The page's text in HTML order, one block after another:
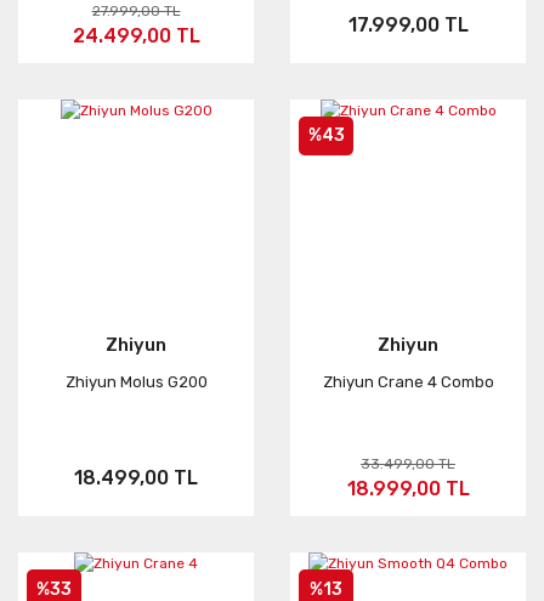
27.999,00 TL
24.499,00 TL 17.999,00 TL
Zhiyun
Zhiyun Molus G200
18.499,00 TL
%43
Zhiyun
Zhiyun Crane 4 Combo
33.499,00 TL
18.999,00 TL
%33 %13